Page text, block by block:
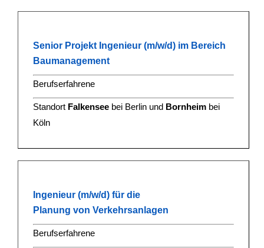
Senior Projekt Ingenieur (m/w/d) im Bereich
Baumanagement
Berufserfahrene
Standort Falkensee bei Berlin und Bornheim bei
Köln
Ingenieur (m/w/d) für die
Planung von Verkehrsanlagen
Berufserfahrene